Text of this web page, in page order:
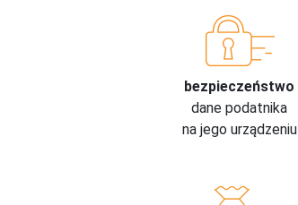
bezpieczeństwo
dane podatnika
na jego urządzeniu